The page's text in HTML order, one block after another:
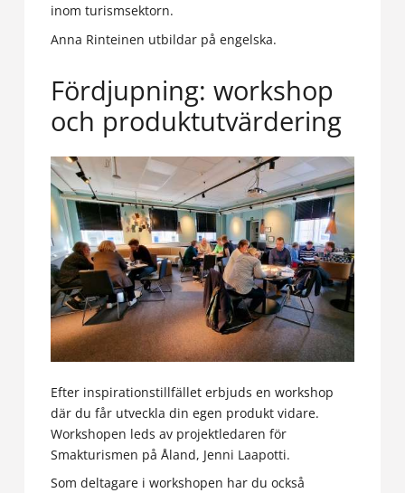
inom turismsektorn.
Anna Rinteinen utbildar på engelska.
Fördjupning: workshop
och produktutvärdering
Efter inspirationstillfället erbjuds en workshop
där du får utveckla din egen produkt vidare.
Workshopen leds av projektledaren för
Smakturismen på Åland, Jenni Laapotti.
Som deltagare i workshopen har du också